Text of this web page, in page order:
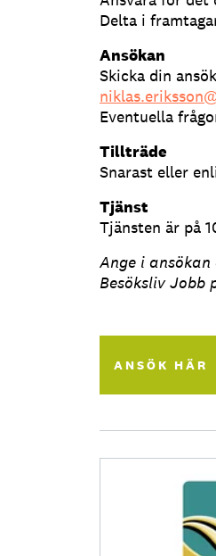
Delta i
Ansökan
Skicka din
Eventuella
Tillträde
Snarast eller
Tjänst
Tjänsten är på
Ange i
Besöksliv Jobb
ANSÖK HÄR